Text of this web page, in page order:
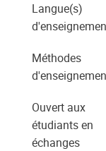
Langue(s)
Méthodes
Ouvert aux
étudiants en
échanges